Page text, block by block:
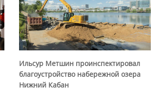
Ильсур Метшин проинспектировал
благоустройство набережной озера
Нижний Кабан